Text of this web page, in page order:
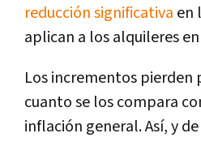
reducción significativa en
aplican a los alquileres
Los incrementos pierden
cuanto se los compara
inflación general. Así, y